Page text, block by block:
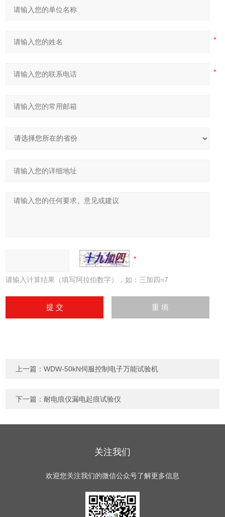
请输入计算结果（填写阿拉伯数字），如：三加四=7
上一篇：WDW-50kN伺服控制电子万能试验机
下一篇： 耐电痕仪漏电起痕试验仪
关注我们
欢迎您关注我们的微信公众号了解更多信息